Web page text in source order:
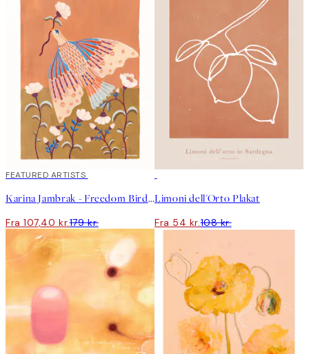
40%*
FEATURED ARTISTS
Karina Jambrak - Freedom Bird Plakat
Fra 107,40 kr.179 kr.
Limoni dell'Orto Plakat
Fra 54 kr.108 kr.